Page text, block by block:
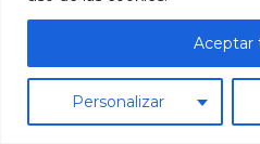
Personalizar
Aceptar
modelo y el mercado.
Rate article